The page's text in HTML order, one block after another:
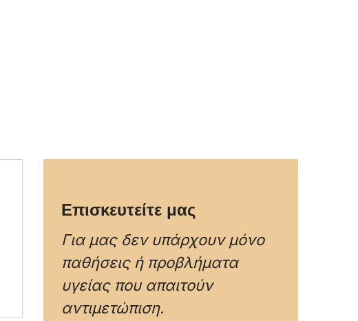
Επισκευτείτε μας
Για μας δεν υπάρχουν μόνο
παθήσεις ή προβλήματα
υγείας που απαιτούν
αντιμετώπιση.